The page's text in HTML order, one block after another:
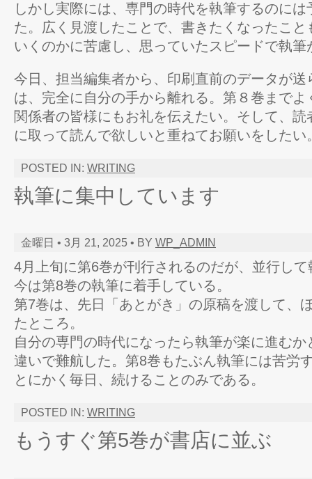
しかし実際には、専門の時代を執筆するのに
た。広く見渡したことで、書きたくなったこ
いくのかに苦慮し、思っていたスピードで執
今日、担当編集者から、印刷直前のデータが
は、完全に自分の手から離れる。第８巻まで
関係者の皆様にもお礼を伝えたい。そして、
に取って読んで欲しいと重ねてお願いをしたい
POSTED IN: WRITING
執筆に集中しています
金曜日 • 3月 21, 2025 • BY WP_ADMIN
4月上旬に第6巻が刊行されるのだが、並行し
今は第8巻の執筆に着手している。
第7巻は、先日「あとがき」の原稿を渡して、
たところ。
自分の専門の時代になったら執筆が楽に進む
違いで難航した。第8巻もたぶん執筆には苦労
とにかく毎日、続けることのみである。
POSTED IN: WRITING
もうすぐ第5巻が書店に並ぶ